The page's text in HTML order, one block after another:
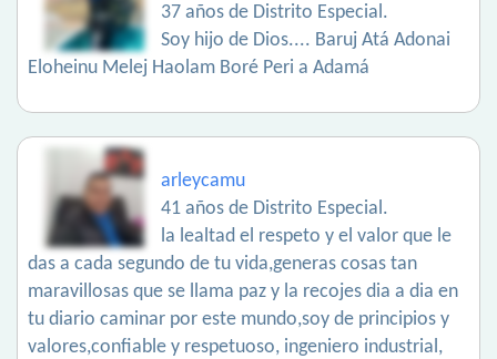
37 años de Distrito Especial.
Soy hijo de Dios.... Baruj Atá Adonai
Eloheinu Melej Haolam Boré Peri a Adamá
arleycamu
41 años de Distrito Especial.
la lealtad el respeto y el valor que le
das a cada segundo de tu vida,generas cosas tan
maravillosas que se llama paz y la recojes dia a dia en
tu diario caminar por este mundo,soy de principios y
valores,confiable y respetuoso, ingeniero industrial,